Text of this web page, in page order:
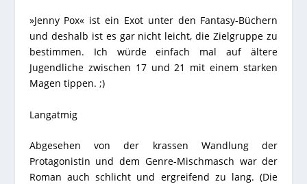
»Jenny Pox« ist ein Exot unter den Fantasy-Büchern
und deshalb ist es gar nicht leicht, die Zielgruppe zu
bestimmen. Ich würde einfach mal auf ältere
Jugendliche zwischen 17 und 21 mit einem starken
Magen tippen. ;)
Langatmig
Abgesehen von der krassen Wandlung der
Protagonistin und dem Genre-Mischmasch war der
Roman auch schlicht und ergreifend zu lang. (Die